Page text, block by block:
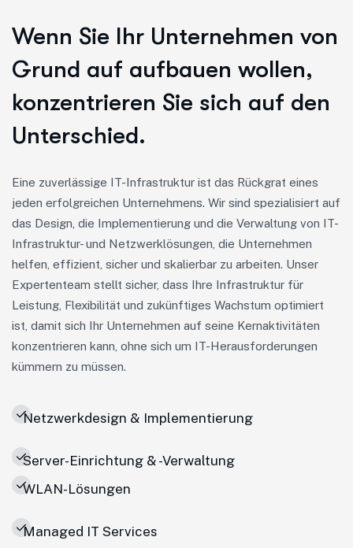
Wenn Sie Ihr Unternehmen von
Grund auf aufbauen wollen,
konzentrieren Sie sich auf den
Unterschied.
Eine zuverlässige IT-Infrastruktur ist das Rückgrat eines
jeden erfolgreichen Unternehmens. Wir sind spezialisiert auf
das Design, die Implementierung und die Verwaltung von IT-
Infrastruktur- und Netzwerklösungen, die Unternehmen
helfen, effizient, sicher und skalierbar zu arbeiten. Unser
Expertenteam stellt sicher, dass Ihre Infrastruktur für
Leistung, Flexibilität und zukünftiges Wachstum optimiert
ist, damit sich Ihr Unternehmen auf seine Kernaktivitäten
konzentrieren kann, ohne sich um IT-Herausforderungen
kümmern zu müssen.
Netzwerkdesign & Implementierung
Server-Einrichtung & -Verwaltung
WLAN-Lösungen
Managed IT Services